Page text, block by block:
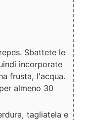
Sbattete le
incorporate
frusta, l'acqua.
almeno 30
tagliatela e